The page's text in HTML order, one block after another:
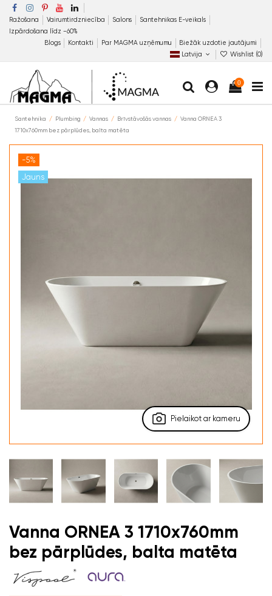
Ražošana Vairumtirdzniecība Salons
Santehnikas E-veikals
Izpārdošana līdz −60%
Blogs
Kontakti Par MAGMA uzņēmumu
Biežāk uzdotie jautājumi
Latvija
Wishlist (0)
0
Santehnika Plumbing Vannas Brīvstāvošās vannas
Vanna ORNEA 3
1710x760mm bez pārplūdes, balta matēta
-5%
Jauns
Pielaikot ar kameru
Vanna ORNEA 3 1710x760mm
bez pārplūdes, balta matēta